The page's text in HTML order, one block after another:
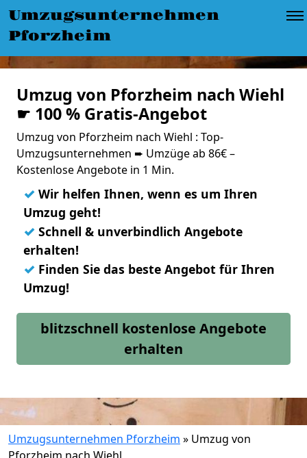
Umzugsunternehmen
Pforzheim
Umzug von Pforzheim nach Wiehl
☛ 100 % Gratis-Angebot
Umzug von Pforzheim nach Wiehl : Top-
Umzugsunternehmen ➨ Umzüge ab 86€ –
Kostenlose Angebote in 1 Min.
✓ Wir helfen Ihnen, wenn es um Ihren
Umzug geht!
✓ Schnell & unverbindlich Angebote
erhalten!
✓ Finden Sie das beste Angebot für Ihren
Umzug!
blitzschnell kostenlose Angebote
erhalten
Umzugsunternehmen Pforzheim » Umzug von